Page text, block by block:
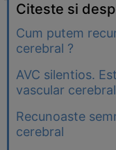
Citeste si
Cum putem
cerebral ?
AVC silentios.
vascular
Recunoaste
cerebral